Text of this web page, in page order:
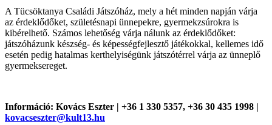
A Tücsöktanya Családi Játszóház, mely a hét minden napján várja
az érdeklődőket, születésnapi ünnepekre, gyermekzsúrokra is
kibérelhető. Számos lehetőség várja nálunk az érdeklődőket:
játszóházunk készség- és képességfejlesztő játékokkal, kellemes idő
esetén pedig hatalmas kerthelyiségünk játszótérrel várja az ünneplő
gyermeksereget.
Információ: Kovács Eszter | +36 1 330 5357, +36 30 435 1998 |
kovacseszter@kult13.hu